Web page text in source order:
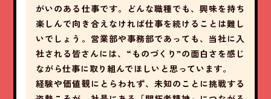
がいのある仕事です。どんな職種でも、興味を持ち
楽しんで向き合えなければ仕事を続けることは難し
いでしょう。営業部や事務部であっても、当社に入
社される皆さんには、“ものづくり”の面白さを感じ
ながら仕事に取り組んでほしいと思っています。
経験や価値観にとらわれず、未知のことに挑戦する